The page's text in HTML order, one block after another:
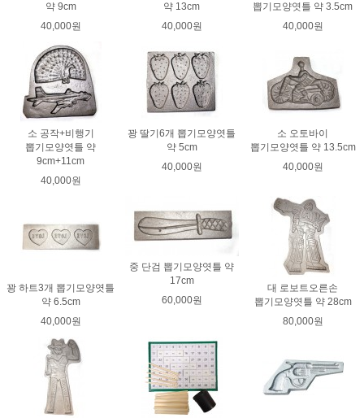
약 9cm
40,000원
약 13cm
40,000원
뽑기모양엿틀 약 3.5cm
40,000원
소 공작+비행기
뽑기모양엿틀 약
9cm+11cm
40,000원
꽝 딸기6개 뽑기모양엿틀
약 5cm
40,000원
소 오토바이
뽑기모양엿틀 약 13.5cm
40,000원
꽝 하트3개 뽑기모양엿틀
약 6.5cm
40,000원
중 단검 뽑기모양엿틀 약
17cm
60,000원
대 로보트오른손
뽑기모양엿틀 약 28cm
80,000원